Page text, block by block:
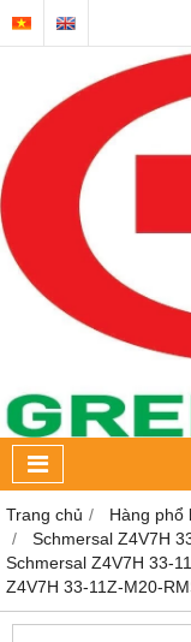
Trang chủ
Hàng phổ
Schmersal Z4V7H
Schmersal Z4V7H 33-
Z4V7H 33-11Z-M20-